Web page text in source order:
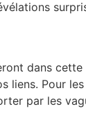
dans
liens. Pour
par les